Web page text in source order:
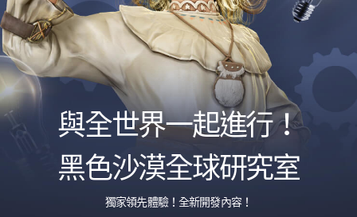
與全世界一起進行！
黑色沙漠全球研究室
獨家領先體驗！全新開發內容！